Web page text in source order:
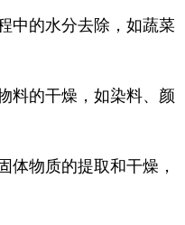
中的水分去除，如蔬菜
料的干燥，如染料、颜
体物质的提取和干燥，